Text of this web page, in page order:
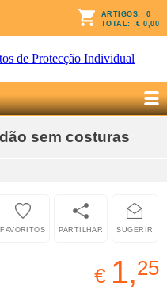
ARTIGOS: 0
TOTAL: € 0,00
sem costuras
SUGERIR
PARTILHAR
FAVORITOS
€ 1,25